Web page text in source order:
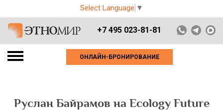
Select Language ▼
+7 495 023-81-81
ОНЛАЙН-БРОНИРОВАНИЕ
Руслан Байрамов на Ecology Future